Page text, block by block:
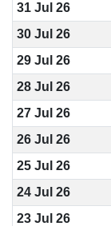
31 Jul 26
30 Jul 26
29 Jul 26
28 Jul 26
27 Jul 26
26 Jul 26
25 Jul 26
24 Jul 26
23 Jul 26